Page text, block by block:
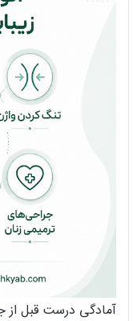
آمادگی درست قبل از